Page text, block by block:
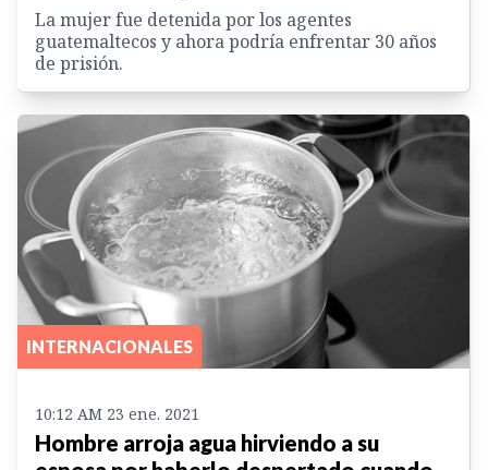
La mujer fue detenida por los agentes
guatemaltecos y ahora podría enfrentar 30 años
de prisión.
INTERNACIONALES
10:12 AM 23 ene. 2021
Hombre arroja agua hirviendo a su